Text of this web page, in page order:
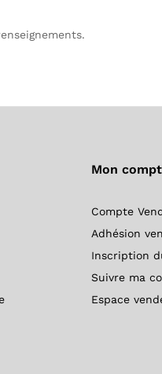
Mon
Compte
Adhésion
Inscription
Suivre ma
Espace